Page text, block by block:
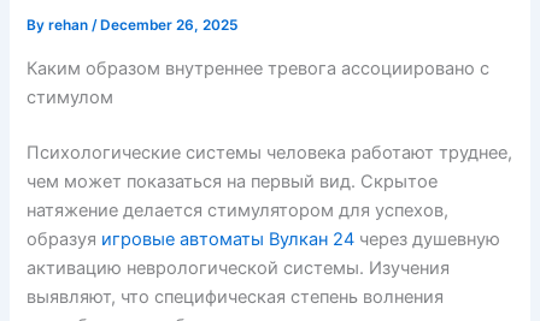
Byrehan/ December 26, 2025
Каким образом внутреннее тревога ассоциировано с
стимулом
Психологические системы человека работают труднее,
чем может показаться на первый вид. Скрытое
натяжение делается стимулятором для успехов,
образуя игровые автоматы Вулкан 24 через душевную
активацию неврологической системы. Изучения
выявляют, что специфическая степень волнения